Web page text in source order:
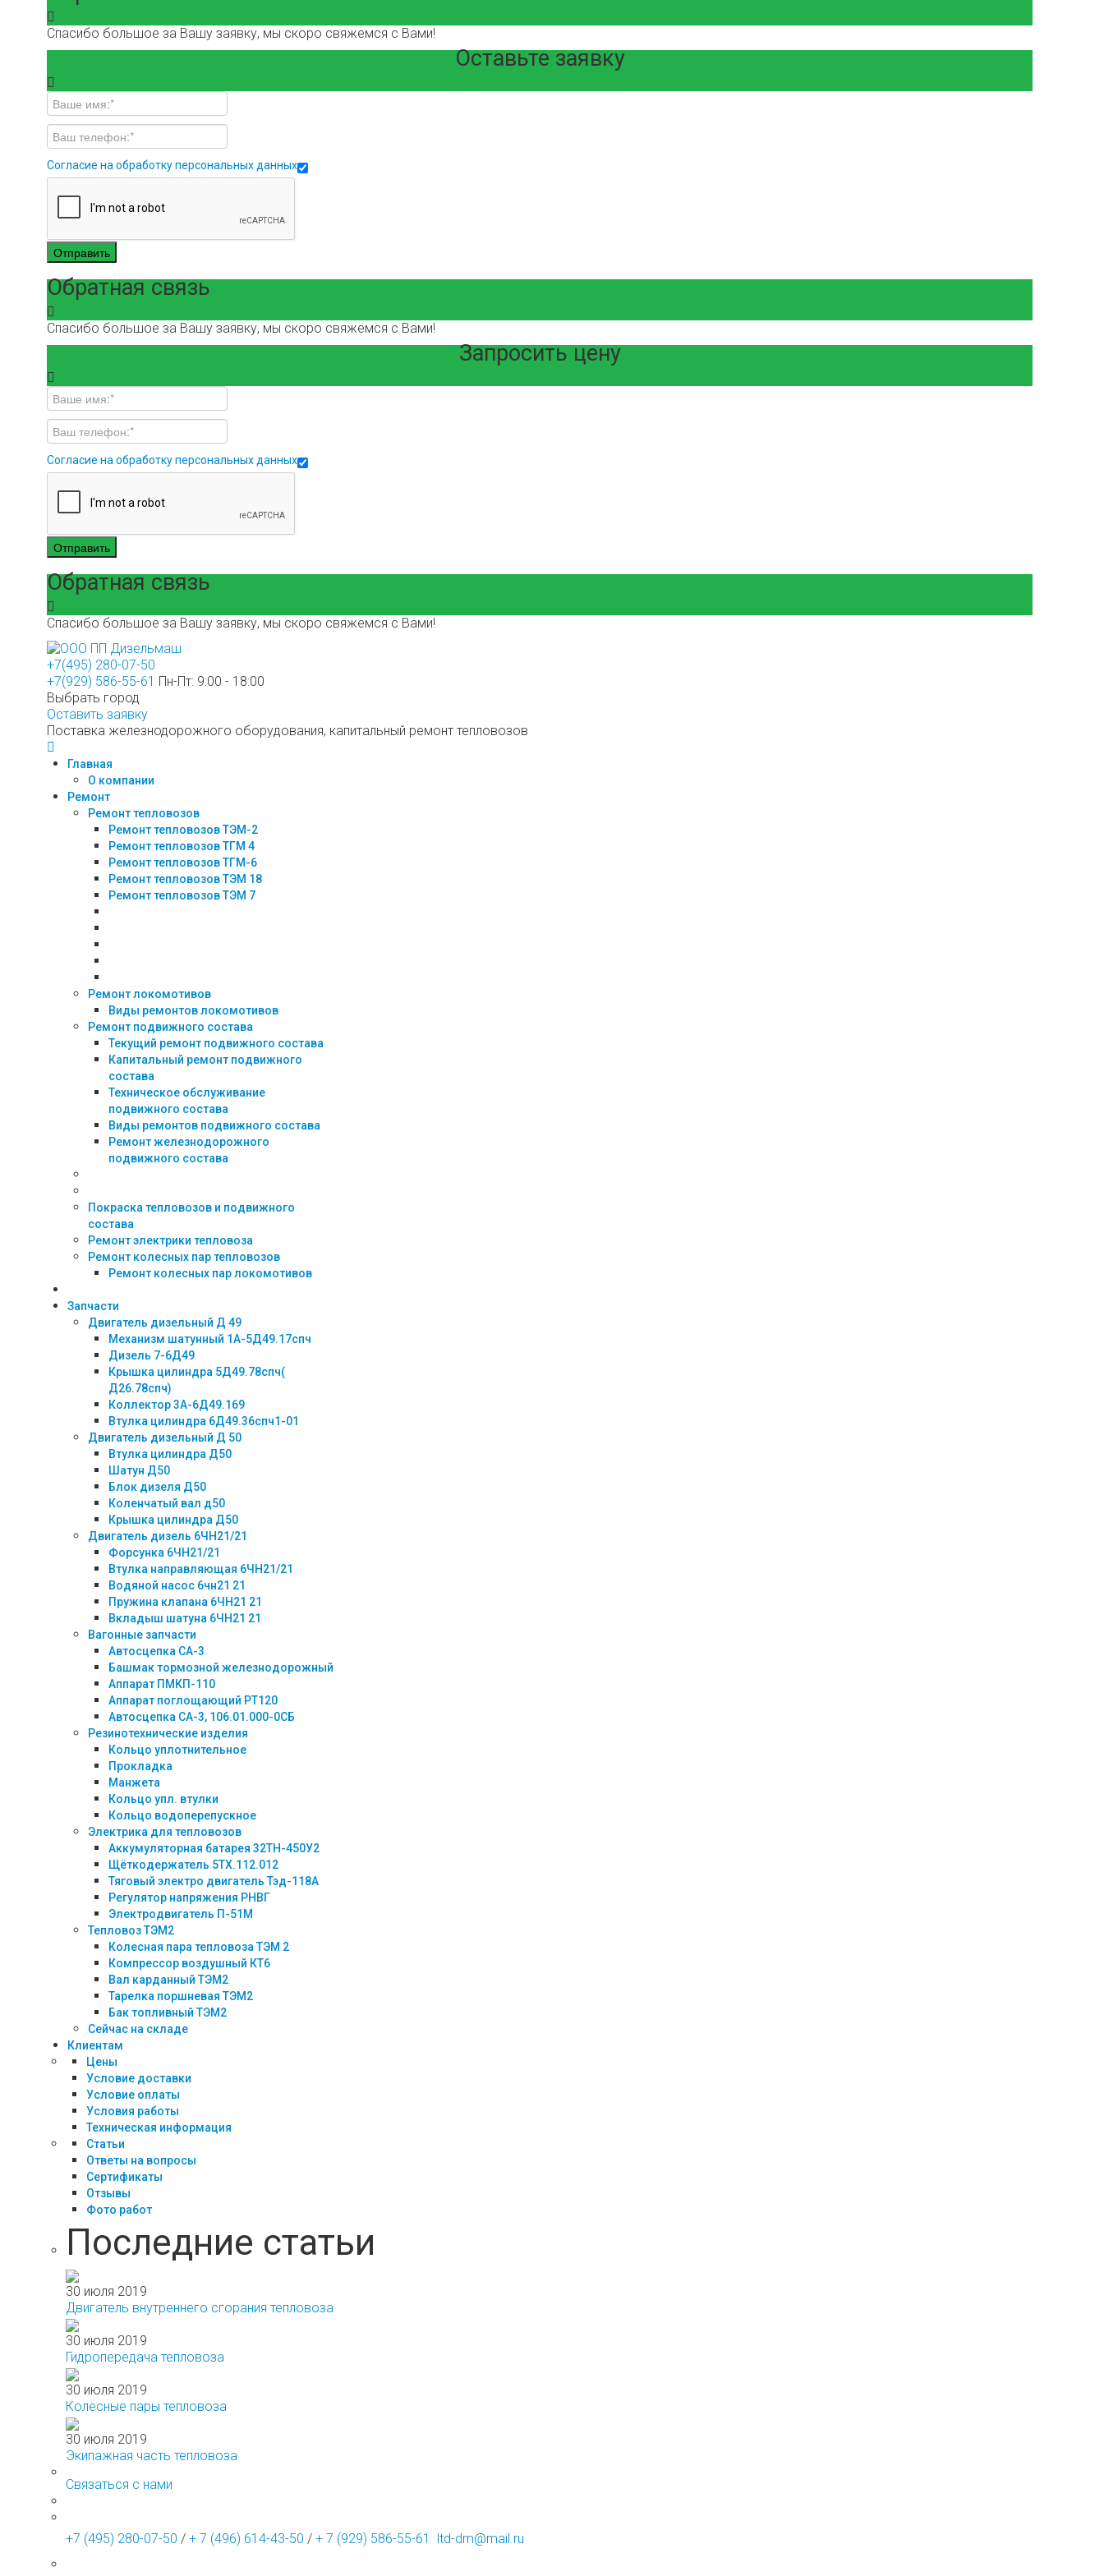
Спасибо большое за Вашу заявку, мы скоро свяжемся с Вами!
Оставьте заявку
Согласие на обработку персональных данных
Отправить
Обратная связь
Спасибо большое за Вашу заявку, мы скоро свяжемся с Вами!
Запросить цену
Согласие на обработку персональных данных
Отправить
Обратная связь
Спасибо большое за Вашу заявку, мы скоро свяжемся с Вами!
+7(495) 280-07-50
+7(929) 586-55-61 Пн-Пт: 9:00 - 18:00
Выбрать город
Оставить заявку
Поставка железнодорожного оборудования, капитальный ремонт тепловозов
Главная
О компании
Ремонт
Ремонт тепловозов
Ремонт тепловозов ТЭМ-2
Ремонт тепловозов ТГМ 4
Ремонт тепловозов ТГМ-6
Ремонт тепловозов ТЭМ 18
Ремонт тепловозов ТЭМ 7
Ремонт локомотивов
Виды ремонтов локомотивов
Ремонт подвижного состава
Текущий ремонт подвижного состава
Капитальный ремонт подвижного
состава
Техническое обслуживание
подвижного состава
Виды ремонтов подвижного состава
Ремонт железнодорожного
подвижного состава
Покраска тепловозов и подвижного
состава
Ремонт электрики тепловоза
Ремонт колесных пар тепловозов
Ремонт колесных пар локомотивов
Запчасти
Двигатель дизельный Д 49
Механизм шатунный 1А-5Д49.17спч
Дизель 7-6Д49
Крышка цилиндра 5Д49.78спч(
Д26.78спч)
Коллектор 3А-6Д49.169
Втулка цилиндра 6Д49.36спч1-01
Двигатель дизельный Д 50
Втулка цилиндра Д50
Шатун Д50
Блок дизеля Д50
Коленчатый вал д50
Крышка цилиндра Д50
Двигатель дизель 6ЧН21/21
Форсунка 6ЧН21/21
Втулка направляющая 6ЧН21/21
Водяной насос 6чн21 21
Пружина клапана 6ЧН21 21
Вкладыш шатуна 6ЧН21 21
Вагонные запчасти
Автосцепка СА-3
Башмак тормозной железнодорожный
Аппарат ПМКП-110
Аппарат поглощающий РТ120
Автосцепка СА-3, 106.01.000-0СБ
Резинотехнические изделия
Кольцо уплотнительное
Прокладка
Манжета
Кольцо упл. втулки
Кольцо водоперепускное
Электрика для тепловозов
Аккумуляторная батарея 32ТН-450У2
Щёткодержатель 5ТХ.112.012
Тяговый электро двигатель Тэд-118А
Регулятор напряжения РНВГ
Электродвигатель П-51М
Тепловоз ТЭМ2
Колесная пара тепловоза ТЭМ 2
Компрессор воздушный КТ6
Вал карданный ТЭМ2
Тарелка поршневая ТЭМ2
Бак топливный ТЭМ2
Сейчас на складе
Клиентам
Цены
Условие доставки
Условие оплаты
Условия работы
Техническая информация
Статьи
Ответы на вопросы
Сертификаты
Отзывы
Фото работ
Последние статьи
30 июля 2019
Двигатель внутреннего сгорания тепловоза
30 июля 2019
Гидропередача тепловоза
30 июля 2019
Колесные пары тепловоза
30 июля 2019
Экипажная часть тепловоза
Связаться с нами
+7 (495) 280-07-50 / + 7 (496) 614-43-50 / + 7 (929) 586-55-61 ltd-dm@mail.ru